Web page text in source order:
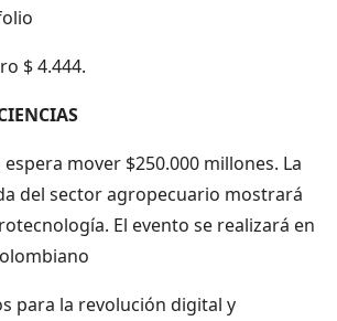
$ 4.444.
mover $250.000 millones. La
del sector agropecuario mostrará
El evento se realizará en
para la revolución digital y